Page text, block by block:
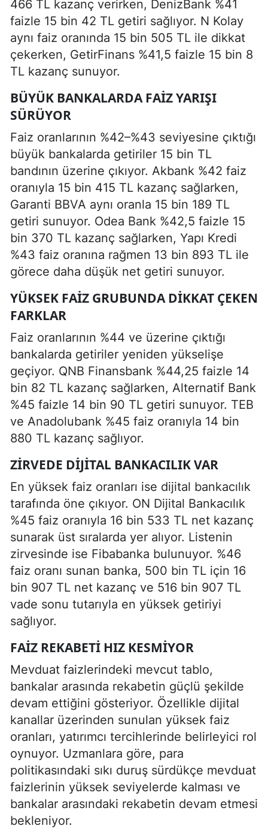
466 TL kazanç verirken, DenizBank %41
faizle 15 bin 42 TL getiri sağlıyor. N Kolay
aynı faiz oranında 15 bin 505 TL ile dikkat
çekerken, GetirFinans %41,5 faizle 15 bin 8
TL kazanç sunuyor.
BÜYÜK BANKALARDA FAIZ YARIŞI
SÜRÜYOR
Faiz oranlarının %42–%43 seviyesine çıktığı
büyük bankalarda getiriler 15 bin TL
bandının üzerine çıkıyor. Akbank %42 faiz
oranıyla 15 bin 415 TL kazanç sağlarken,
Garanti BBVA aynı oranla 15 bin 189 TL
getiri sunuyor. Odea Bank %42,5 faizle 15
bin 370 TL kazanç sağlarken, Yapı Kredi
%43 faiz oranına rağmen 13 bin 893 TL ile
görece daha düşük net getiri sunuyor.
YÜKSEK FAIZ GRUBUNDA DIKKAT ÇEKEN
FARKLAR
Faiz oranlarının %44 ve üzerine çıktığı
bankalarda getiriler yeniden yükselişe
geçiyor. QNB Finansbank %44,25 faizle 14
bin 82 TL kazanç sağlarken, Alternatif Bank
%45 faizle 14 bin 90 TL getiri sunuyor. TEB
ve Anadolubank %45 faiz oranıyla 14 bin
880 TL kazanç sağlıyor.
ZIRVEDE DIJITAL BANKACILIK VAR
En yüksek faiz oranları ise dijital bankacılık
tarafında öne çıkıyor. ON Dijital Bankacılık
%45 faiz oranıyla 16 bin 533 TL net kazanç
sunarak üst sıralarda yer alıyor. Listenin
zirvesinde ise Fibabanka bulunuyor. %46
faiz oranı sunan banka, 500 bin TL için 16
bin 907 TL net kazanç ve 516 bin 907 TL
vade sonu tutarıyla en yüksek getiriyi
sağlıyor.
FAIZ REKABETI HIZ KESMIYOR
Mevduat faizlerindeki mevcut tablo,
bankalar arasında rekabetin güçlü şekilde
devam ettiğini gösteriyor. Özellikle dijital
kanallar üzerinden sunulan yüksek faiz
oranları, yatırımcı tercihlerinde belirleyici rol
oynuyor. Uzmanlara göre, para
politikasındaki sıkı duruş sürdükçe mevduat
faizlerinin yüksek seviyelerde kalması ve
bankalar arasındaki rekabetin devam etmesi
bekleniyor.